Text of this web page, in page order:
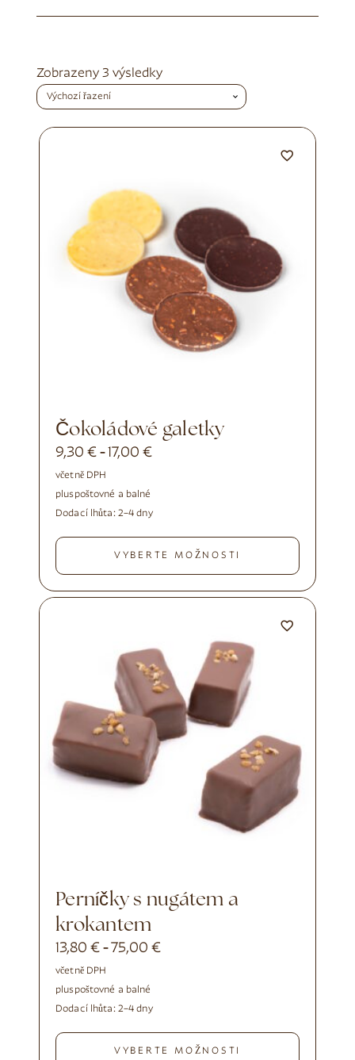
Zobrazeny 3 výsledky
Čokoládové galetky
9,30€ -17,00€
včetně DPH
pluspoštovné a balné
Dodací lhůta: 2–4 dny
VYBERTE MOŽNOSTI
Perníčky s nugátem a
krokantem
13,80€ - 75,00€
včetně DPH
pluspoštovné a balné
Dodací lhůta: 2–4 dny
VYBERTE MOŽNOSTI